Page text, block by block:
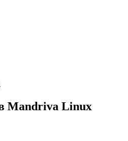
Mandriva Linux